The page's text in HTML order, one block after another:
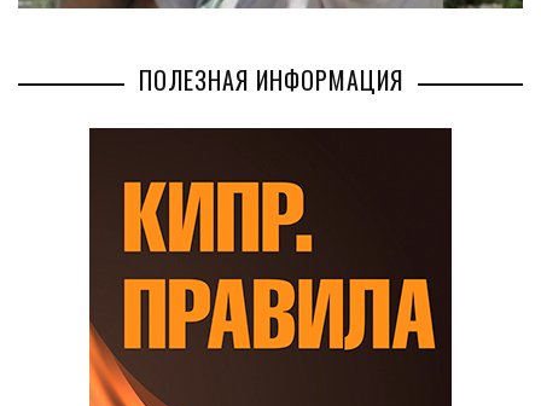
ПОЛЕЗНАЯ ИНФОРМАЦИЯ